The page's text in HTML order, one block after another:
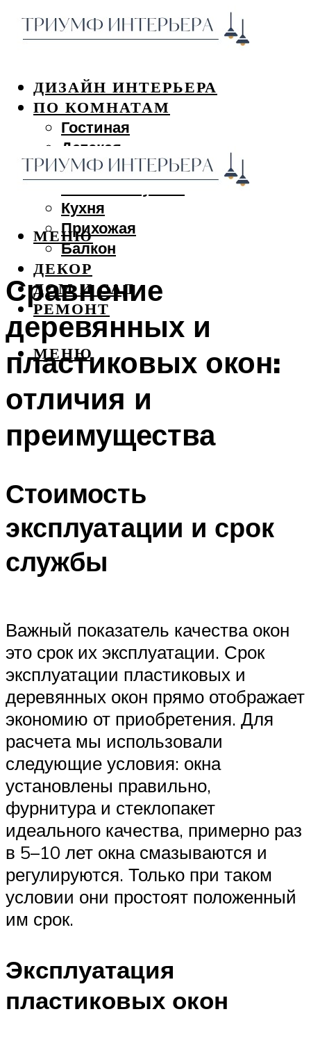
ДИЗАЙН ИНТЕРЬЕРА
ПО КОМНАТАМ
Гостиная
Детская
Спальня
Кухня
Прихожая
Балкон
ДЕКОР
ДОМ И САД
РЕМОНТ
МЕНЮ
МЕНЮ
Сравнение
деревянных и
пластиковых окон:
отличия и
преимущества
Стоимость
эксплуатации и срок
службы
Важный показатель качества окон
это срок их эксплуатации. Срок
эксплуатации пластиковых и
деревянных окон прямо отображает
экономию от приобретения. Для
расчета мы использовали
следующие условия: окна
установлены правильно,
фурнитура и стеклопакет
идеального качества, примерно раз
в 5–10 лет окна смазываются и
регулируются. Только при таком
условии они простоят положенный
им срок.
Эксплуатация
пластиковых окон